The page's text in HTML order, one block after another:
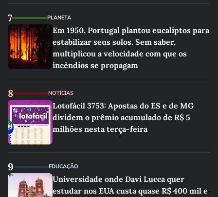
7 PLANETA
Em 1950, Portugal plantou eucaliptos para
estabilizar seus solos. Sem saber,
multiplicou a velocidade com que os
incêndios se propagam
8 NOTÍCIAS
Lotofácil 3753: Apostas do ES e de MG
dividem o prêmio acumulado de R$ 5
milhões nesta terça-feira
9 EDUCAÇÃO
Universidade onde Davi Lucca quer
estudar nos EUA custa quase R$ 400 mil e